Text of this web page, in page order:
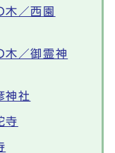
木／西園
木／御霊神
神社
寺